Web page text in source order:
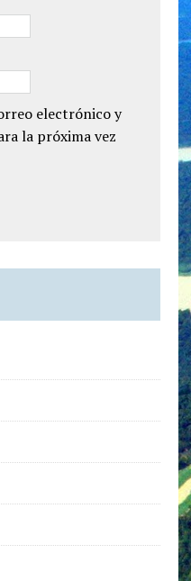
electrónico y
la próxima vez